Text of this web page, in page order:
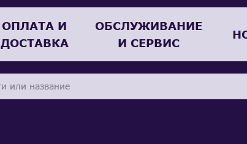
ОПЛАТА И
ДОСТАВКА
ОБСЛУЖИВАНИЕ
И СЕРВИС